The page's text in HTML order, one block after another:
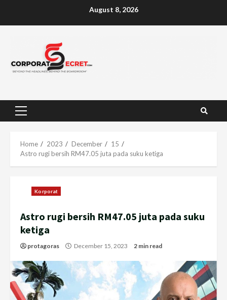
August 8, 2026
Primary
Home 2023 December
15
Astro rugi bersih RM47.05 juta pada suku ketiga
Korporat
Astro rugi bersih RM47.05 juta pada suku
ketiga
protagoras December 15, 2023 2 min read